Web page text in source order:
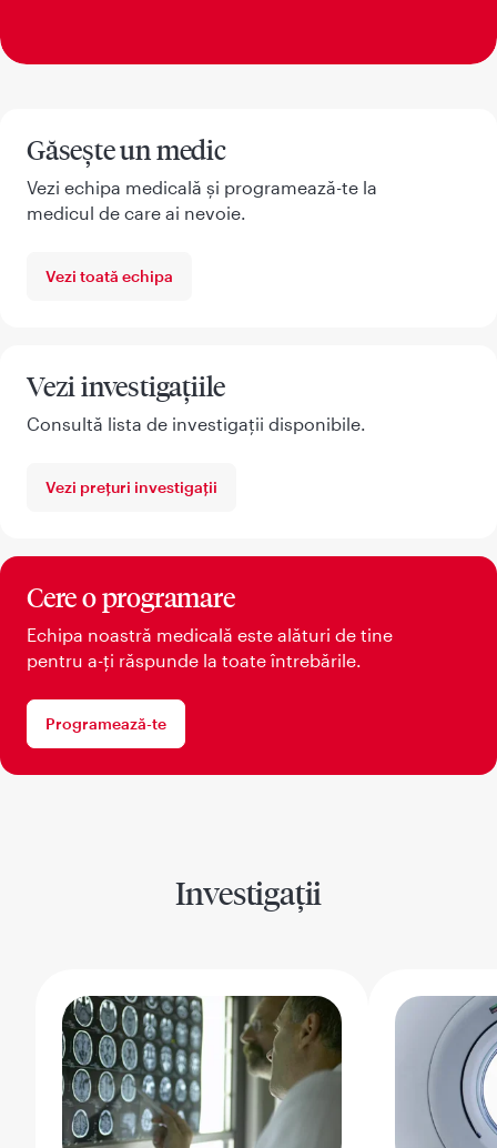
Găsește un medic
Vezi echipa medicală și programează-te la
medicul de care ai nevoie.
Vezi toată echipa
Vezi investigațiile
Consultă lista de investigații disponibile.
Vezi prețuri investigații
Cere o programare
Echipa noastră medicală este alături de tine
pentru a-ți răspunde la toate întrebările.
Programează-te
Investigații